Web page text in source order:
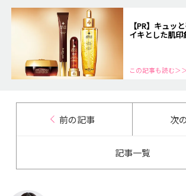
【PR】キュッ
イキとした肌印
この記事も読む＞＞
前の記事 次
記事一覧